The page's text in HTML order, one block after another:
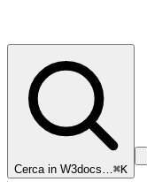
Cerca in W3docs…⌘K